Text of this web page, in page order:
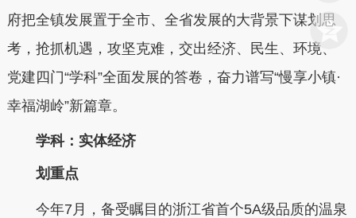
府把全镇发展置于全市、全省发展的大背景下谋划思
考，抢抓机遇，攻坚克难，交出经济、民生、环境、
党建四门“学科”全面发展的答卷，奋力谱写“慢享小镇·
幸福湖岭”新篇章。
学科：实体经济
划重点
今年7月，备受瞩目的浙江省首个5A级品质的温泉